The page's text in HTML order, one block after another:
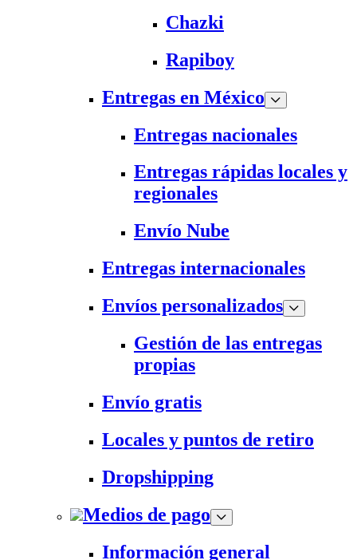
Chazki
Rapiboy
Entregas en México
Entregas nacionales
Entregas rápidas locales y
regionales
Envío Nube
Entregas internacionales
Envíos personalizados
Gestión de las entregas
propias
Envío gratis
Locales y puntos de retiro
Dropshipping
Medios de pago
Información general